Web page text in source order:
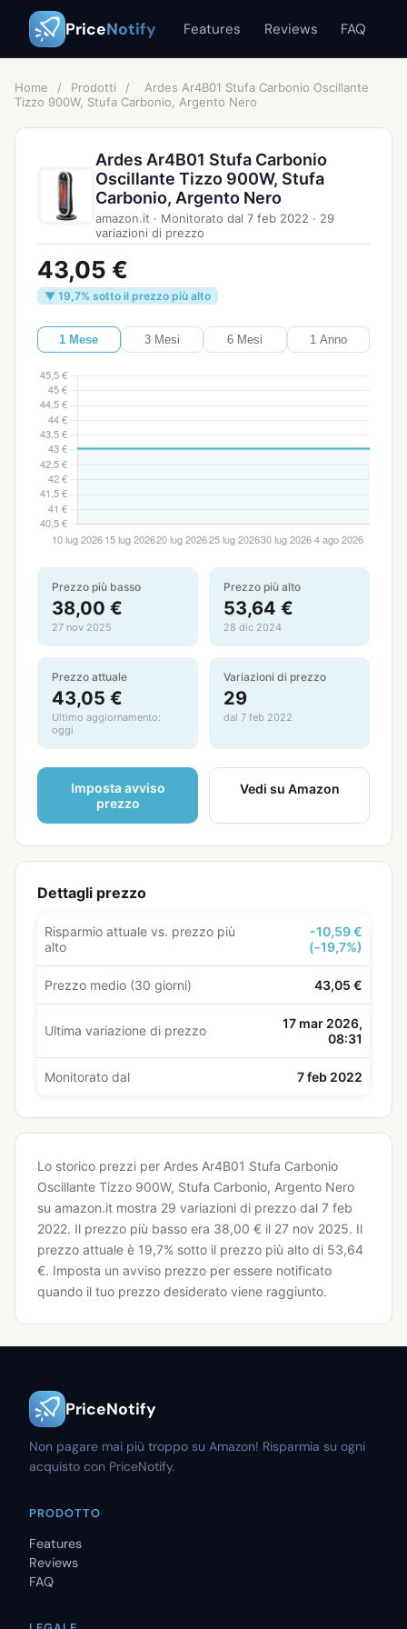
PriceNotify Features Reviews FAQ
Home / Prodotti /
Ardes Ar4B01 Stufa Carbonio Oscillante
Tizzo 900W, Stufa Carbonio, Argento Nero
Ardes Ar4B01 Stufa Carbonio
Oscillante Tizzo 900W, Stufa
Carbonio, Argento Nero
amazon.it · Monitorato dal 7 feb 2022 · 29
variazioni di prezzo
43,05 €
▼ 19,7% sotto il prezzo più alto
1 Mese 3 Mesi 6 Mesi 1 Anno
Prezzo più basso
38,00 €
27 nov 2025
Prezzo più alto
53,64 €
28 dic 2024
Prezzo attuale
43,05 €
Ultimo aggiornamento:
oggi
Variazioni di prezzo
29
dal 7 feb 2022
Imposta avviso
prezzo
Vedi su Amazon
Dettagli prezzo
Risparmio attuale vs. prezzo più
alto
-10,59 €
(-19,7%)
Prezzo medio (30 giorni) 43,05 €
Ultima variazione di prezzo
17 mar 2026,
08:31
Monitorato dal 7 feb 2022
Lo storico prezzi per Ardes Ar4B01 Stufa Carbonio
Oscillante Tizzo 900W, Stufa Carbonio, Argento Nero
su amazon.it mostra 29 variazioni di prezzo dal 7 feb
2022. Il prezzo più basso era 38,00 € il 27 nov 2025. Il
prezzo attuale è 19,7% sotto il prezzo più alto di 53,64
€. Imposta un avviso prezzo per essere notificato
quando il tuo prezzo desiderato viene raggiunto.
PriceNotify
Non pagare mai più troppo su Amazon! Risparmia su ogni
acquisto con PriceNotify.
PRODOTTO
Features
Reviews
FAQ